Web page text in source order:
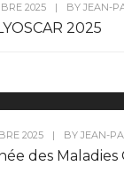
2025 | BY JEAN-
2025
2025 | BY JEAN-
des Maladies